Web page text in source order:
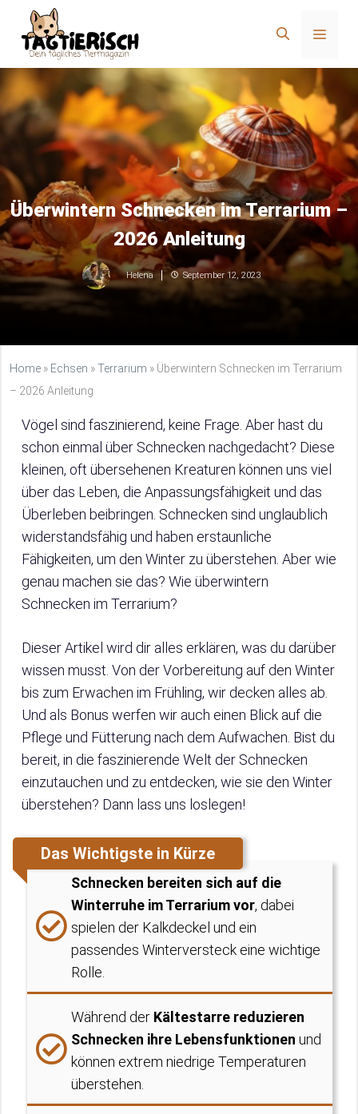
Inhalt
springen
Menü
Überwintern Schnecken im Terrarium –
2026 Anleitung
Helena September 12, 2023
Home » Echsen »Terrarium » Überwintern Schnecken im Terrarium
– 2026 Anleitung
Vögel sind faszinierend, keine Frage. Aber hast du
schon einmal über Schnecken nachgedacht? Diese
kleinen, oft übersehenen Kreaturen können uns viel
über das Leben, die Anpassungsfähigkeit und das
Überleben beibringen. Schnecken sind unglaublich
widerstandsfähig und haben erstaunliche
Fähigkeiten, um den Winter zu überstehen. Aber wie
genau machen sie das? Wie überwintern
Schnecken im Terrarium?
Dieser Artikel wird dir alles erklären, was du darüber
wissen musst. Von der Vorbereitung auf den Winter
bis zum Erwachen im Frühling, wir decken alles ab.
Und als Bonus werfen wir auch einen Blick auf die
Pflege und Fütterung nach dem Aufwachen. Bist du
bereit, in die faszinierende Welt der Schnecken
einzutauchen und zu entdecken, wie sie den Winter
überstehen? Dann lass uns loslegen!
Das Wichtigste in Kürze
Schnecken bereiten sich auf die
Winterruhe im Terrarium vor, dabei
spielen der Kalkdeckel und ein
passendes Winterversteck eine wichtige
Rolle.
Während der Kältestarre reduzieren
Schnecken ihre Lebensfunktionen und
können extrem niedrige Temperaturen
überstehen.